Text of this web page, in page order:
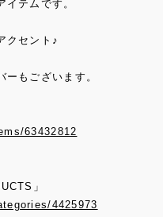
テムです。
クセント♪
もございます。
63432812
」
4425973